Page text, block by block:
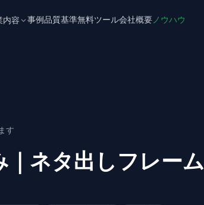
内容 事例品質基準無料ツール会社概要ノウハウ
す
ネタ出しフレーム